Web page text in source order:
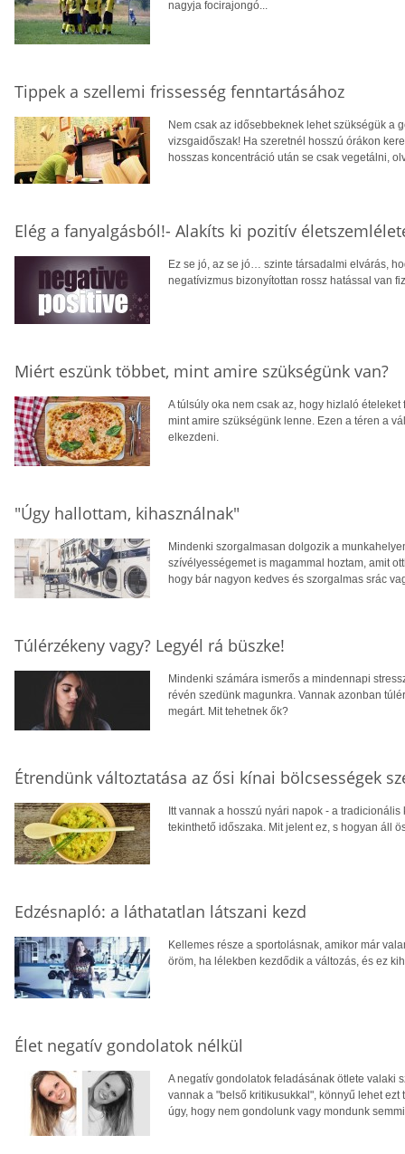
nagyja focirajongó...
Tippek a szellemi frissesség fenntartásához
Nem csak az idősebbeknek lehet szükségük a
vizsgaidőszak! Ha szeretnél hosszú órákon
hosszas koncentráció után se csak vegetálni,
Elég a fanyalgásból!- Alakíts ki pozitív
Ez se jó, az se jó… szinte társadalmi elvárás,
negatívizmus bizonyítottan rossz hatással van
Miért eszünk többet, mint amire szükségünk van?
A túlsúly oka nem csak az, hogy hizlaló
mint amire szükségünk lenne. Ezen a téren a
elkezdeni.
"Úgy hallottam, kihasználnak"
Mindenki szorgalmasan dolgozik a
szívélyességemet is magammal hoztam, amit
hogy bár nagyon kedves és szorgalmas srác
Túlérzékeny vagy? Legyél rá büszke!
Mindenki számára ismerős a mindennapi
révén szedünk magunkra. Vannak azonban
megárt. Mit tehetnek ők?
Étrendünk változtatása az ősi kínai bölcsességek
Itt vannak a hosszú nyári napok - a
tekinthető időszaka. Mit jelent ez, s hogyan áll
Edzésnapló: a láthatatlan látszani kezd
Kellemes része a sportolásnak, amikor már
öröm, ha lélekben kezdődik a változás, és ez
Élet negatív gondolatok nélkül
A negatív gondolatok feladásának ötlete valaki
vannak a "belső kritikusukkal", könnyű lehet
úgy, hogy nem gondolunk vagy mondunk